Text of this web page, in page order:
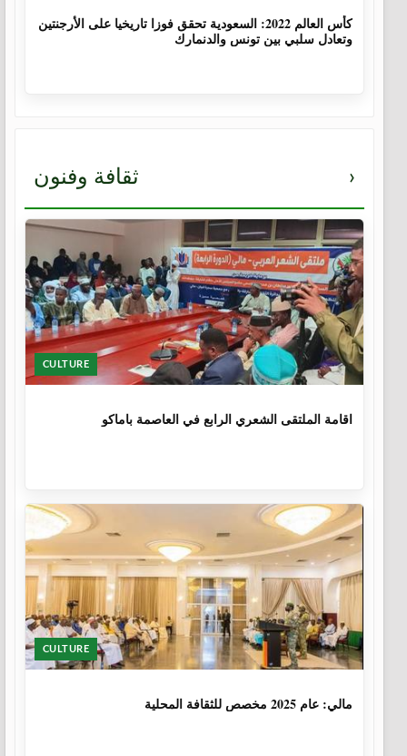
كأس العالم 2022: السعودية تحقق فوزا تاريخيا على الأرجنتين
وتعادل سلبي بين تونس والدنمارك
ثقافة وفنون ›
CULTURE
اقامة الملتقى الشعري الرابع في العاصمة باماكو
CULTURE
مالي: عام 2025 مخصص للثقافة المحلية